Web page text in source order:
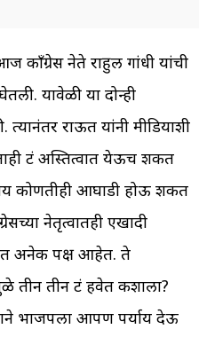
काँग्रेस नेते राहुल गांधी यांची
यावेळी या दोन्ही
राऊत यांनी मीडियाशी
फ्रंट अस्तित्वात येऊच शकत
कोणतीही आघाडी होऊ शकत
नेतृत्वातही एखादी
अनेक पक्ष आहेत. ते
तीन तीन फ्रंट हवेत कशाला?
भाजपला आपण पर्याय देऊ